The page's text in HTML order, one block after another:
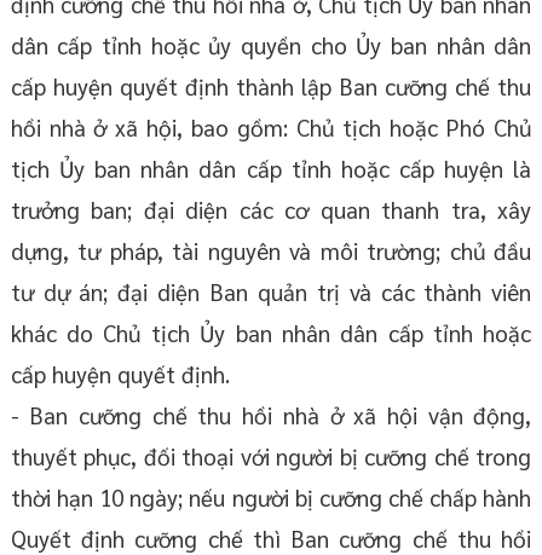
dân cấp tỉnh hoặc ủy quyền cho Ủy ban nhân dân
cấp huyện quyết định thành lập Ban cưỡng chế thu
hồi nhà ở xã hội, bao gồm: Chủ tịch hoặc Phó Chủ
tịch Ủy ban nhân dân cấp tỉnh hoặc cấp huyện là
trưởng ban; đại diện các cơ quan thanh tra, xây
dựng, tư pháp, tài nguyên và môi trường; chủ đầu
tư dự án; đại diện Ban quản trị và các thành viên
khác do Chủ tịch Ủy ban nhân dân cấp tỉnh hoặc
cấp huyện quyết định.
- Ban cưỡng chế thu hồi nhà ở xã hội vận động,
thuyết phục, đối thoại với người bị cưỡng chế trong
thời hạn 10 ngày; nếu người bị cưỡng chế chấp hành
Quyết định cưỡng chế thì Ban cưỡng chế thu hồi